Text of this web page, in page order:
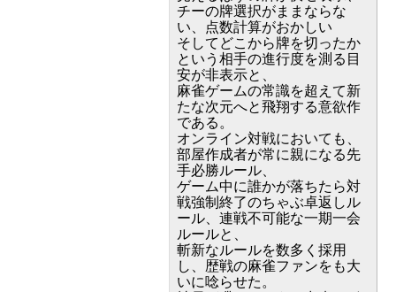
チーの牌選択がままならな
い、点数計算がおかしい
そしてどこから牌を切ったか
という相手の進行度を測る目
安が非表示と、
麻雀ゲームの常識を超えて新
たな次元へと飛翔する意欲作
である。
オンライン対戦においても、
部屋作成者が常に親になる先
手必勝ルール、
ゲーム中に誰かが落ちたら対
戦強制終了のちゃぶ卓返しル
ール、連戦不可能な一期一会
ルールと、
斬新なルールを数多く採用
し、歴戦の麻雀ファンをも大
いに唸らせた。